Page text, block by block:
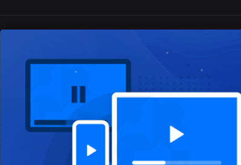
consulares - balanço de 2025
mai. 2026
que se desloca aos locais mais distantes onde vivem e
aos número de 2025.
Único do Prédio
mai. 2026
a residir no estrangeiro, mas que têm propriedades